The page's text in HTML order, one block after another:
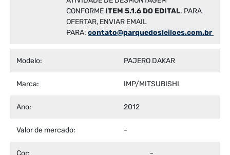
CONFORME ITEM 5.1.6 DO EDITAL. PARA
OFERTAR, ENVIAR EMAIL
PARA: contato@parquedosleiloes.com.br
Modelo: PAJERO DAKAR
Marca: IMP/MITSUBISHI
Ano: 2012
Valor de mercado: -
Cor: -